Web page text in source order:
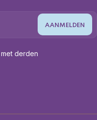
derden